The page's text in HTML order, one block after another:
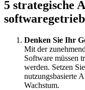
5 strategische
Denken Sie Ihr
Mit der
Software müssen
werden. Setzen
nutzungsbasierte
Wachstum.